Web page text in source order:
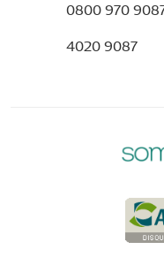
0800 970
4020 9087